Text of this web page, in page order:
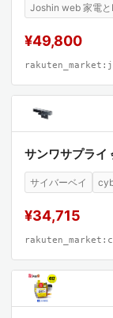
Joshin web 家電
¥49,800
サンワサプライ
サイバーベイ
¥34,715